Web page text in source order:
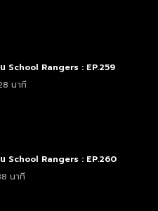
น School Rangers : EP.259
นาที
น School Rangers : EP.260
นาที